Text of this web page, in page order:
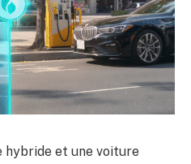
hybride et une voiture